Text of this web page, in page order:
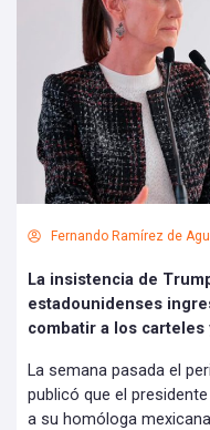
Fernando Ramírez de
La insistencia de
estadounidenses
combatir a los carteles
La semana pasada el
publicó que el
a su homóloga